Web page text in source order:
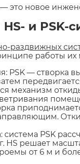
новое
и PSK-
раздвижных
работы их
PSK — створка
механизм
система PSK
HS решает
от 6 м и